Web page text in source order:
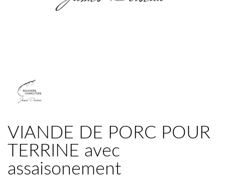
VIANDE DE PORC POUR
TERRINE avec
assaisonement